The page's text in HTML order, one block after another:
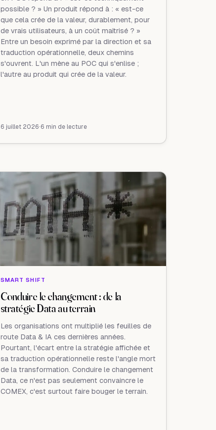
possible ? » Un produit répond à : « est-ce
que cela crée de la valeur, durablement, pour
de vrais utilisateurs, à un coût maîtrisé ? »
Entre un besoin exprimé par la direction et sa
traduction opérationnelle, deux chemins
s'ouvrent. L'un mène au POC qui s'enlise ;
l'autre au produit qui crée de la valeur.
6 juillet 2026·6 min de lecture
SMART SHIFT
Conduire le changement : de la
stratégie Data au terrain
Les organisations ont multiplié les feuilles de
route Data & IA ces dernières années.
Pourtant, l'écart entre la stratégie affichée et
sa traduction opérationnelle reste l'angle mort
de la transformation. Conduire le changement
Data, ce n'est pas seulement convaincre le
COMEX, c'est surtout faire bouger le terrain.